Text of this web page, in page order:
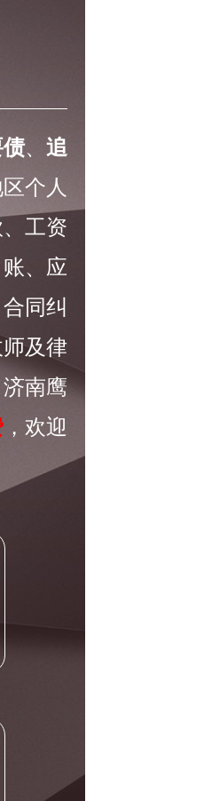
、 追
个人
工资
、应
同纠
及律
南鹰
，欢迎